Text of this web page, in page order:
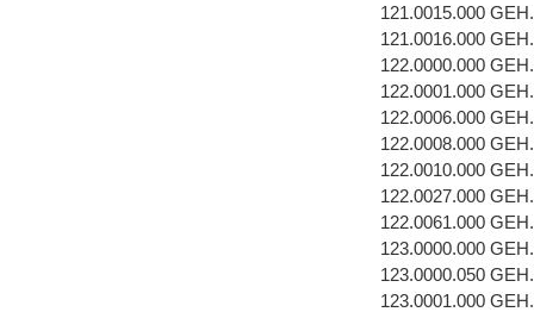
121.0015.000
121.0016.000
122.0000.000
122.0001.000
122.0006.000
122.0008.000
122.0010.000
122.0027.000
122.0061.000
123.0000.000
123.0000.050
123.0001.000